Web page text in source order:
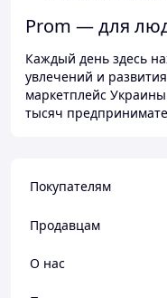
Prom — для
Каждый день здесь
увлечений и
маркетплейс
тысяч
Покупателям
Продавцам
О нас